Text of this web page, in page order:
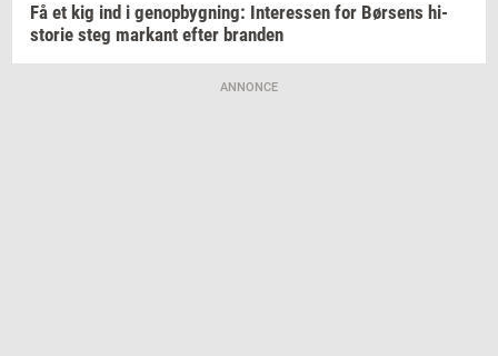
Få et kig ind i genop­byg­ning: In­ter­es­sen for Bør­sens hi­
sto­rie steg mar­kant efter bran­den
ANNONCE